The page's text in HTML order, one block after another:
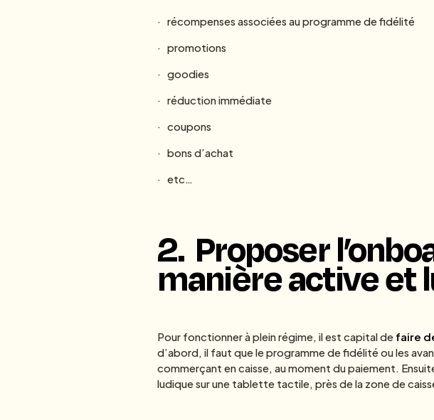
· récompenses associées au programme de fidélité
· promotions
· goodies
· réduction immédiate
· coupons
· bons d’achat
· etc…
2. Proposer
manière active et
Pour fonctionner à plein régime, il est capital de faire
d’abord, il faut que le programme de fidélité ou les
commerçant en caisse, au moment du paiement.
ludique sur une tablette tactile, près de la zone de